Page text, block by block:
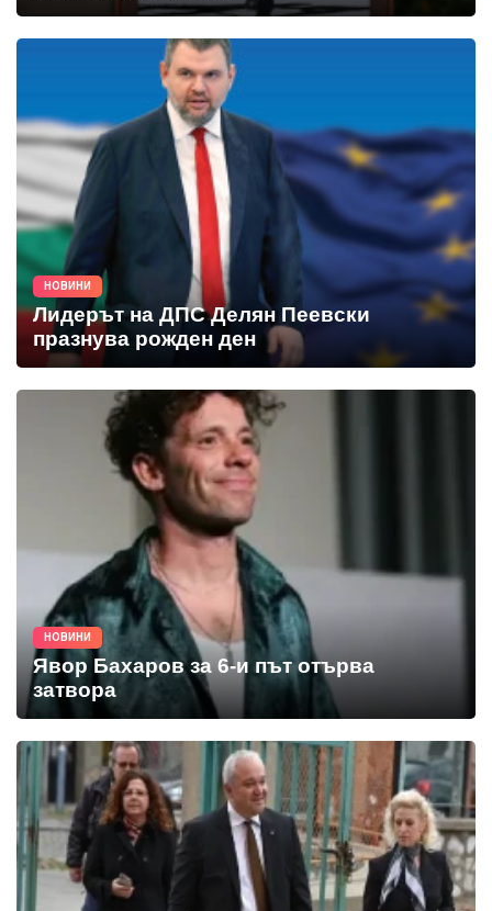
НОВИНИ
Лидерът на ДПС Делян Пеевски
празнува рожден ден
НОВИНИ
Явор Бахаров за 6-и път отърва
затвора